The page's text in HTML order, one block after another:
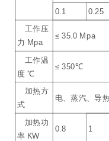
0.1
0.25
工作压
力 Mpa
≤ 35.0 Mpa
工作温
度 ℃
≤ 350℃
加热方
式
电、蒸汽、导
加热功
率 KW
0.8 1